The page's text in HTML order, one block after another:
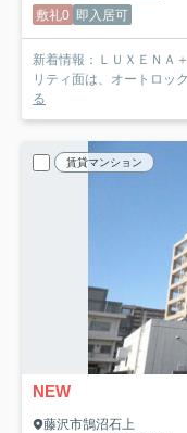
敷礼0 即入居可
新着情報：ＬＵＸＥＮＡ
リティ面は、オートロッ
る
賃貸マンション
NEW
藤沢市鵠沼石上